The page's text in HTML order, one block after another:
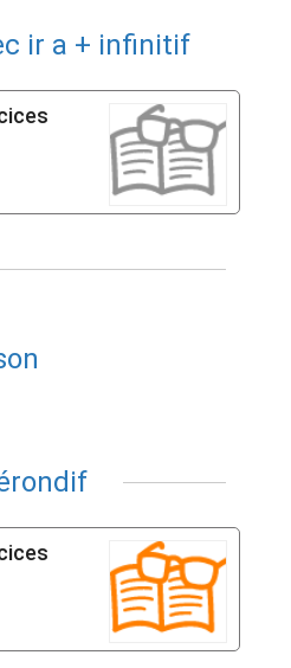
ir a + infinitif